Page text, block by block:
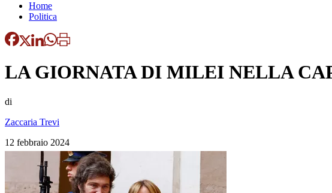
Home
Politica
LA GIORNATA DI MILEI NELLA
di
Zaccaria Trevi
12 febbraio 2024